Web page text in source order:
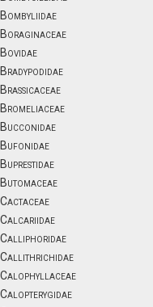
Bombyliidae
Boraginaceae
Bovidae
Bradypodidae
Brassicaceae
Bromeliaceae
Bucconidae
Bufonidae
Buprestidae
Butomaceae
Cactaceae
Calcariidae
Calliphoridae
Callithrichidae
Calophyllaceae
Calopterygidae